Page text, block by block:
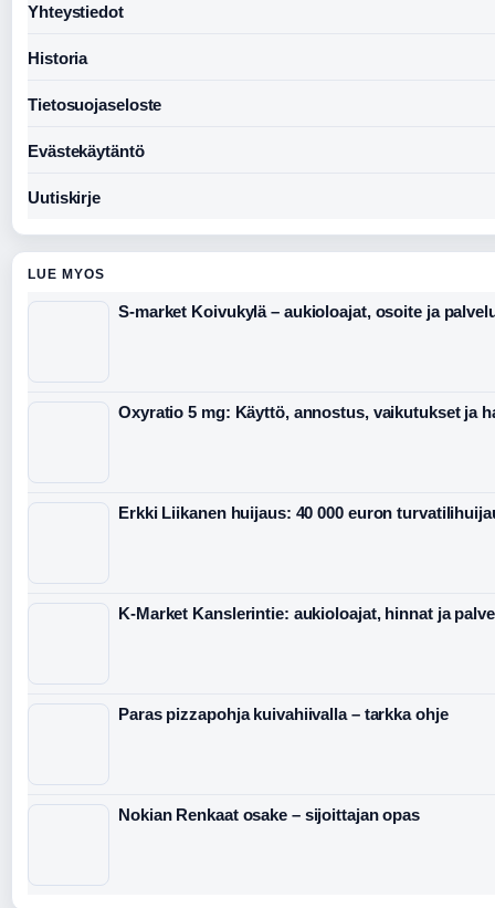
Yhteystiedot
Historia
Tietosuojaseloste
Evästekäytäntö
Uutiskirje
LUE MYOS
S-market Koivukylä – aukioloajat, osoite ja
Oxyratio 5 mg: Käyttö, annostus, vaikutukset ja
Erkki Liikanen huijaus: 40 000 euron
K-Market Kanslerintie: aukioloajat, hinnat ja
Paras pizzapohja kuivahiivalla – tarkka ohje
Nokian Renkaat osake – sijoittajan opas